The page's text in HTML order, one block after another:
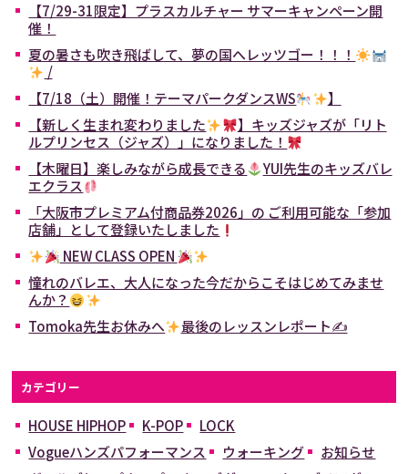
【7/29-31限定】プラスカルチャー サマーキャンペーン開
催！
夏の暑さも吹き飛ばして、夢の国へレッツゴー！！！
/
【7/18（土）開催！テーマパークダンスWS
】
【新しく生まれ変わりました
】キッズジャズが「リト
ルプリンセス（ジャズ）」になりました！
【木曜日】楽しみながら成長できる
YUI先生のキッズバレ
エクラス
「大阪市プレミアム付商品券2026」の ご利用可能な「参加
店舗」として登録いたしました
NEW CLASS OPEN
憧れのバレエ、大人になった今だからこそはじめてみませ
んか？
Tomoka先生お休みへ
最後のレッスンレポート✍
カテゴリー
HOUSE HIPHOP K-POP
LOCK
Vogueハンズパフォーマンス
ウォーキング
お知らせ